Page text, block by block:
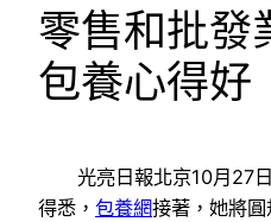
零售和批發
包養心得好
光亮日報北京10月27
得悉， 包養網接著，她將